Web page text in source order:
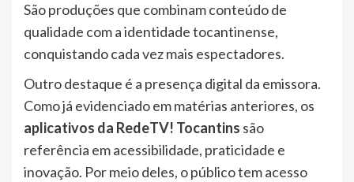
São produções que combinam conteúdo de
qualidade com a identidade tocantinense,
conquistando cada vez mais espectadores.
Outro destaque é a presença digital da emissora.
Como já evidenciado em matérias anteriores, os
aplicativos da RedeTV! Tocantins são
referência em acessibilidade, praticidade e
inovação. Por meio deles, o público tem acesso